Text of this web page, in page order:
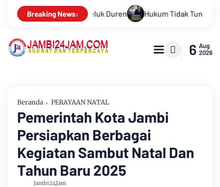
Breaking News:
Tidak Tunduk pada Persepsi: Kritik Terhadap Monopoli
6 Aug
2026
Beranda PERAYAAN NATAL
Pemerintah Kota Jambi
Persiapkan Berbagai
Kegiatan Sambut Natal Dan
Tahun Baru 2025
Jambi24Jam